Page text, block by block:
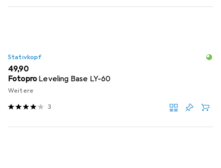
Stativkopf
EUR
49,90
Fotopro Leveling Base LY-60
Weitere
3